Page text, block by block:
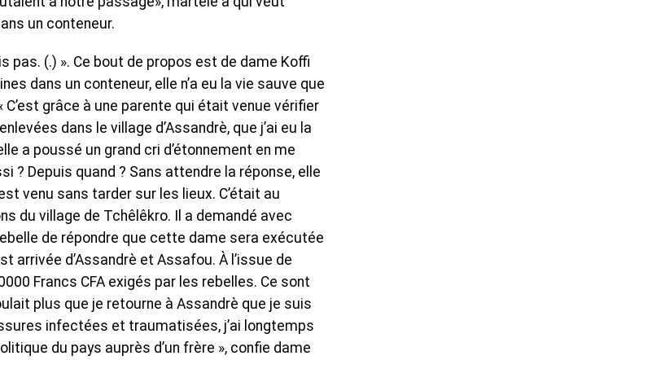
un conteneur.
pas. (.) ». Ce bout de propos est de dame Koffi
dans un conteneur, elle n’a eu la vie sauve que
grâce à une parente qui était venue vérifier
dans le village d’Assandrè, que j’ai eu la
a poussé un grand cri d’étonnement en me
? Depuis quand ? Sans attendre la réponse, elle
venu sans tarder sur les lieux. C’était au
du village de Tchêlêkro. Il a demandé avec
de répondre que cette dame sera exécutée
d’Assandrè et Assafou. À l’issue de
Francs CFA exigés par les rebelles. Ce sont
plus que je retourne à Assandrè que je suis
infectées et traumatisées, j’ai longtemps
du pays auprès d’un frère », confie dame